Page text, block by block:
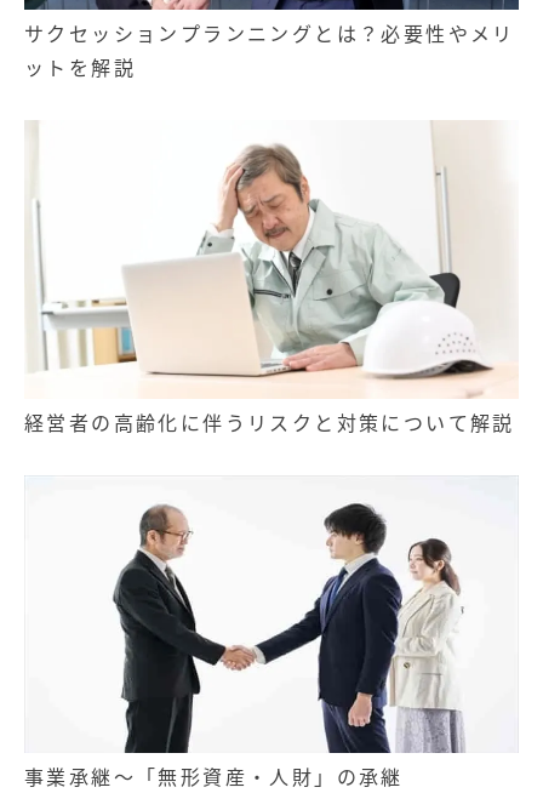
サクセッションプランニングとは？必要性やメリ
ットを解説
経営者の高齢化に伴うリスクと対策について解説
事業承継～「無形資産・人財」の承継